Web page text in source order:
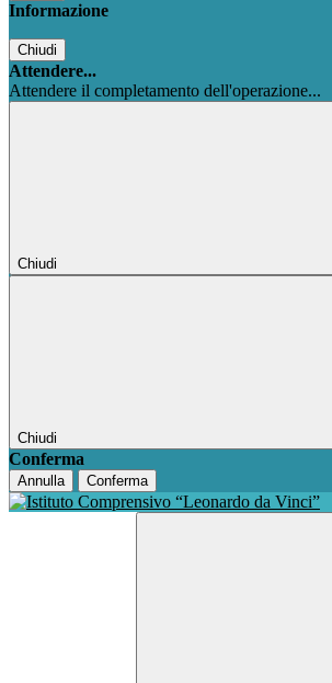
Informazione
Chiudi
Attendere...
Attendere il completamento dell'operazione...
Chiudi
Chiudi
Conferma
Annulla Conferma